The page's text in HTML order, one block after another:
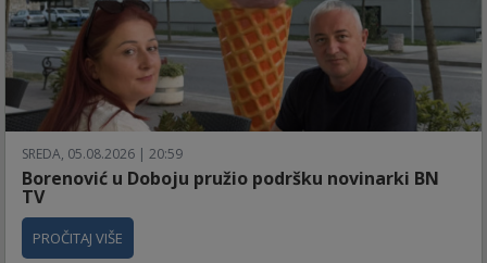
SREDA, 05.08.2026 | 20:59
Borenović u Doboju pružio podršku novinarki BN
TV
PROČITAJ VIŠE